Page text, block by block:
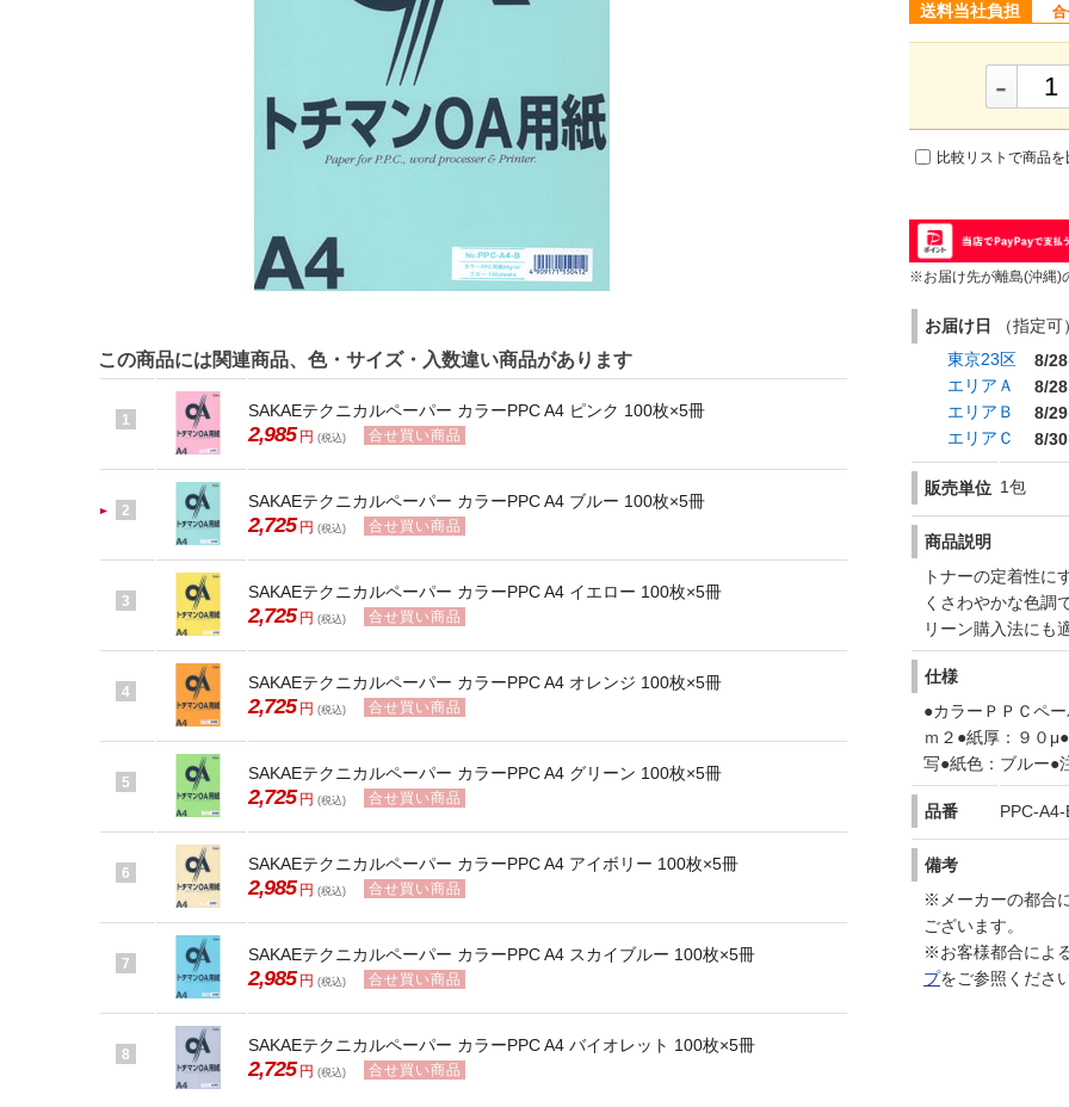
送料当社負担
-
比較リストで商品
※お届け先が離島(沖縄)
お届け日
（指定
東京23区
8/28
エリアＡ
8/28
エリアＢ
8/29
エリアＣ
8/30
販売単位 1包
商品説明
トナーの定着性に
くさわやかな色調
リーン購入法に
仕様
●カラーＰＰＣペ
ｍ２●紙厚：９０
写●紙色：ブルー●
品番 PPC-A4-
備考
※メーカーの都合
ございます。
※お客様都合によ
プをご参照くださ
この商品には関連商品、色・サイズ・入数違い商品があります
1 SAKAEテクニカルペーパー カラーPPC A4 ピンク 100枚×5冊
2,985 円 (税込) 合せ買い商品
2 SAKAEテクニカルペーパー カラーPPC A4 ブルー 100枚×5冊
2,725 円 (税込) 合せ買い商品
3 SAKAEテクニカルペーパー カラーPPC A4 イエロー 100枚×5冊
2,725 円 (税込) 合せ買い商品
4 SAKAEテクニカルペーパー カラーPPC A4 オレンジ 100枚×5冊
2,725 円 (税込) 合せ買い商品
5 SAKAEテクニカルペーパー カラーPPC A4 グリーン 100枚×5冊
2,725 円 (税込) 合せ買い商品
6 SAKAEテクニカルペーパー カラーPPC A4 アイボリー 100枚×5冊
2,985 円 (税込) 合せ買い商品
7 SAKAEテクニカルペーパー カラーPPC A4 スカイブルー 100枚×5冊
2,985 円 (税込) 合せ買い商品
8 SAKAEテクニカルペーパー カラーPPC A4 バイオレット 100枚×5冊
2,725 円 (税込) 合せ買い商品